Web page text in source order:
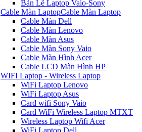
Bản Lề Laptop Vaio-Sony
Cable Màn LaptopCable Màn Laptop
Cable Màn Dell
Cable Màn Lenovo
Cable Màn Asus
Cable Màn Sony Vaio
Cable Màn Hình Acer
Cable LCD Màn Hình HP
WIFI Laptop - Wireless Laptop
WiFi Laptop Lenovo
WiFi Laptop Asus
Card wifi Sony Vaio
Card WiFi Wireless Laptop MTXT
Wireless Laptop Wifi Acer
WiFi Laptop Dell